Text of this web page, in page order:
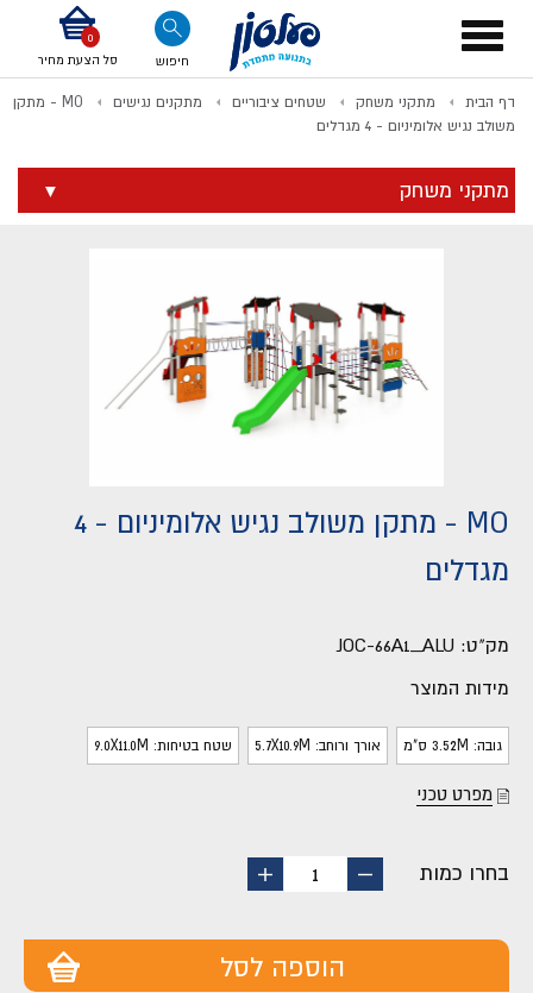
Toggle
navigation
חיפוש סל הצעת מחיר
דף הבית מתקני משחק שטחים ציבוריים מתקנים נגישים
MO - מתקן
משולב נגיש אלומיניום - 4 מגדלים
מתקני משחק
MO - מתקן משולב נגיש אלומיניום - 4
מגדלים
מק"ט: JOC-66A1_ALU
מידות המוצר
גובה: 3.52M ס"מ אורך ורוחב: 5.7X10.9M שטח בטיחות: 9.0X11.0M
מפרט טכני
בחרו כמות
החסר
1
הוסף
הוספה לסל